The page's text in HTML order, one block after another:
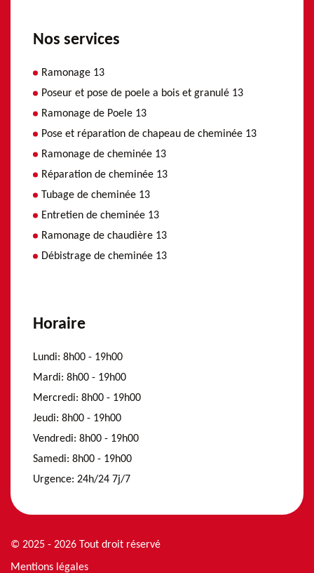
Nos services
Ramonage 13
Poseur et pose de poele a bois et granulé 13
Ramonage de Poele 13
Pose et réparation de chapeau de cheminée 13
Ramonage de cheminée 13
Réparation de cheminée 13
Tubage de cheminée 13
Entretien de cheminée 13
Ramonage de chaudière 13
Débistrage de cheminée 13
Horaire
Lundi: 8h00 - 19h00
Mardi: 8h00 - 19h00
Mercredi: 8h00 - 19h00
Jeudi: 8h00 - 19h00
Vendredi: 8h00 - 19h00
Samedi: 8h00 - 19h00
Urgence: 24h/24 7j/7
© 2025 - 2026 Tout droit réservé
Mentions légales